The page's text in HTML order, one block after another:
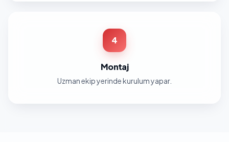
4
Montaj
Uzman ekip yerinde kurulum yapar.